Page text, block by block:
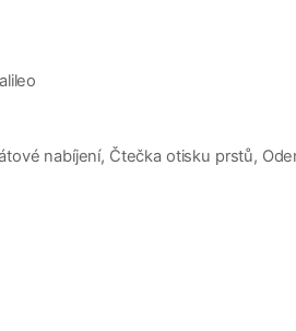
nabíjení, Čtečka otisku prstů,